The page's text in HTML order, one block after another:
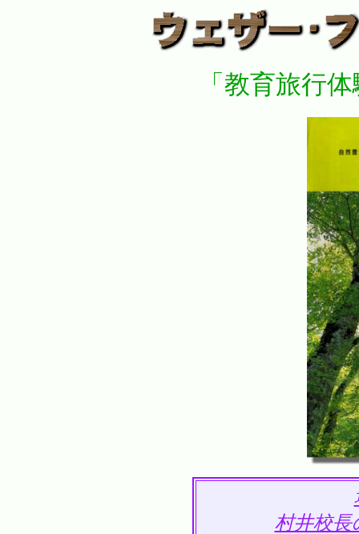
「教育旅行
村井校長